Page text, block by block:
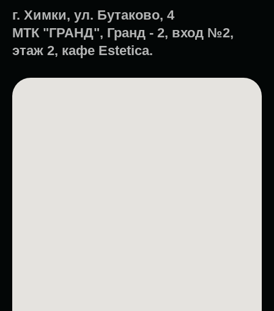
г. Химки, ул. Бутаково, 4
МТК "ГРАНД", Гранд - 2, вход №2,
этаж 2, кафе Estetica.